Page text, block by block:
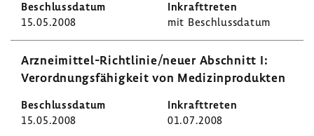
15.05.2008 mit Beschluss­datum
Arzneimittel-​Richtlinie/neuer Abschnitt I:
Verord­nungs­fä­hig­keit von Medi­zin­pro­dukten
15.05.2008 01.07.2008